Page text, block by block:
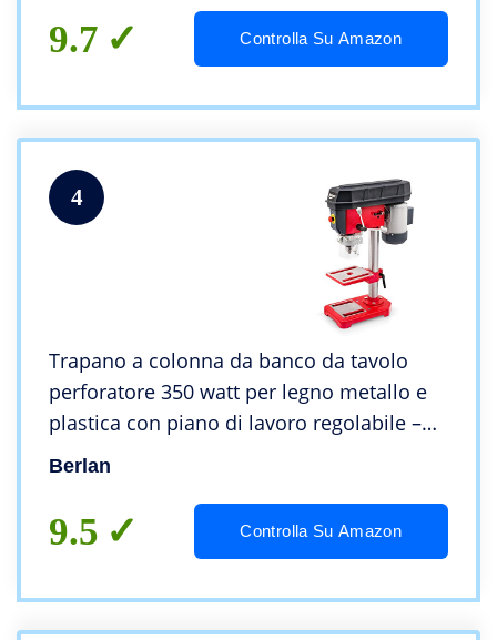
9.7 Controlla Su Amazon
4
Trapano a colonna da banco da tavolo
perforatore 350 watt per legno metallo e
plastica con piano di lavoro regolabile –
mandrino B13 foratura 50 mm
Berlan
9.5 Controlla Su Amazon